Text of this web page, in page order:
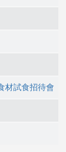
材試食招待會